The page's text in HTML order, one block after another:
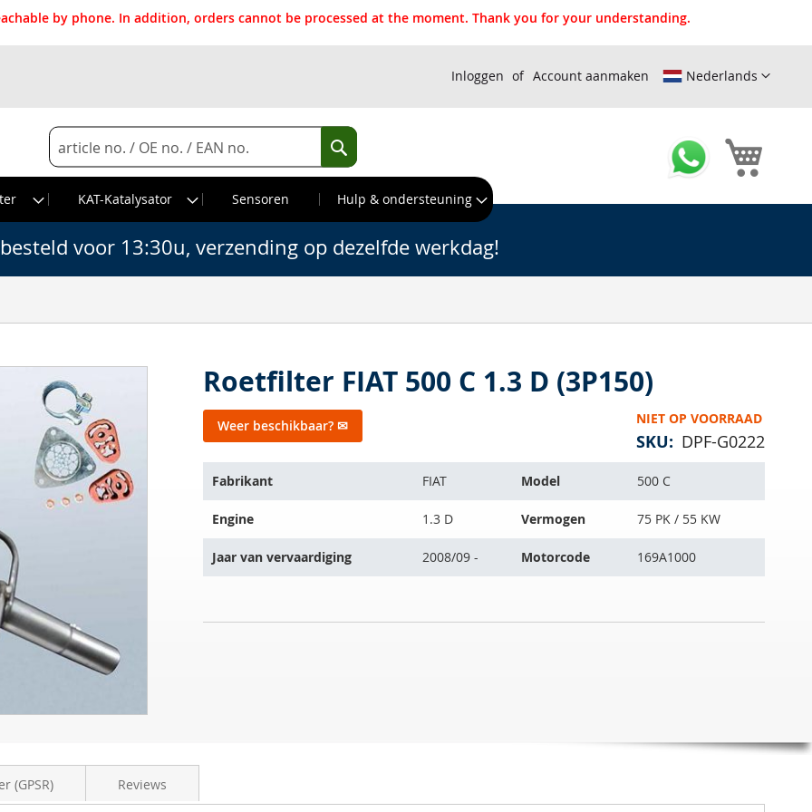
by phone. In addition, orders cannot be processed at the moment. Thank you for your understanding.
Nederlands
Inloggen Account aanmaken
Search
Search
KAT-Katalysator Sensoren Hulp & ondersteuning
voor 13:30u, verzending op dezelfde werkdag!
Roetfilter FIAT 500 C 1.3 D (3P150)
NIET OP VOORRAAD
SKU DPF-G0222
Weer beschikbaar? ✉
artikel
op
de
volgende
Fabrikant FIAT Model 500 C
Engine 1.3 D Vermogen 75 PK / 55 KW
Jaar van vervaardiging 2008/09 - Motorcode 169A1000
(GPSR) Reviews